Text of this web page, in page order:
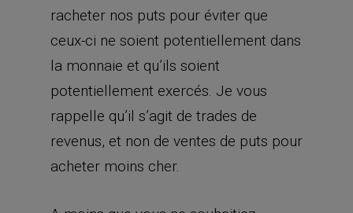
racheter nos puts pour éviter que
ceux-ci ne soient potentiellement dans
la monnaie et qu’ils soient
potentiellement exercés. Je vous
rappelle qu’il s’agit de trades de
revenus, et non de ventes de puts pour
acheter moins cher.